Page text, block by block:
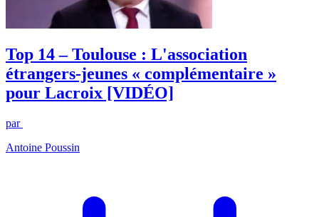
Top 14 – Toulouse : L'association
étrangers-jeunes « complémentaire »
pour Lacroix [VIDÉO]
par
Antoine Poussin